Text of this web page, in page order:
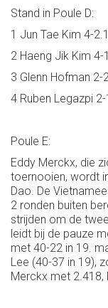
Stand in Poule D:
1 Jun Tae Kim 4-
2 Haeng Jik Kim 4-
3 Glenn Hofman 2-
4 Ruben Legazpi
Poule E:
Eddy Merckx, die
toernooien, wordt
Dao. De
2 ronden buiten
strijden om de
leidt bij de pauze
met 40-22 in 19.
Lee (40-37 in 19),
Merckx met